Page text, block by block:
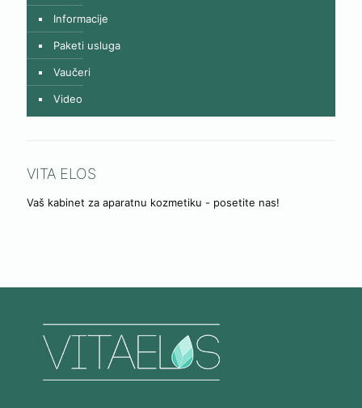
Informacije
Paketi usluga
Vaučeri
Video
VITA ELOS
Vaš kabinet za aparatnu kozmetiku - posetite nas!